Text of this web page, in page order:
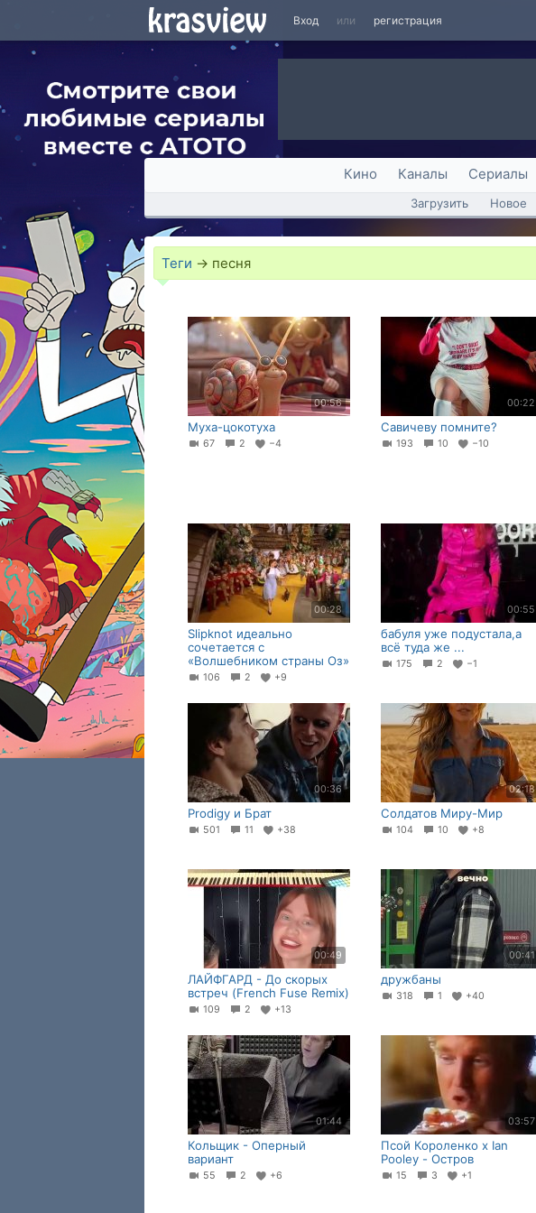
Вход или регистрация
Кино Каналы Сериалы
Загрузить Новое
Теги → песня
00:56
Муха-цокотуха
67 2 −4
00:22
Савичеву помните?
193 10 −10
00:28
Slipknot идеально
сочетается с
«Волшебником страны Оз»
106 2 +9
00:55
бабуля уже подустала,а
всё туда же ...
175 2 −1
00:36
Prodigy и Брат
501 11 +38
02:18
Солдатов Миру-Мир
104 10 +8
00:49
ЛАЙФГАРД - До скорых
встреч (French Fuse Remix)
109 2 +13
00:41
дружбаны
318 1 +40
01:44
Кольщик - Оперный
вариант
55 2 +6
03:57
Псой Короленко х Ian
Pooley - Остров
15 3 +1